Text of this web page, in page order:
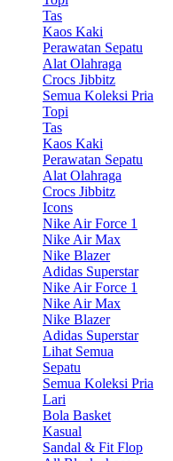
Tas
Kaos Kaki
Perawatan Sepatu
Alat Olahraga
Crocs Jibbitz
Semua Koleksi Pria
Topi
Tas
Kaos Kaki
Perawatan Sepatu
Alat Olahraga
Crocs Jibbitz
Icons
Nike Air Force 1
Nike Air Max
Nike Blazer
Adidas Superstar
Nike Air Force 1
Nike Air Max
Nike Blazer
Adidas Superstar
Lihat Semua
Sepatu
Semua Koleksi Pria
Lari
Bola Basket
Kasual
Sandal & Fit Flop